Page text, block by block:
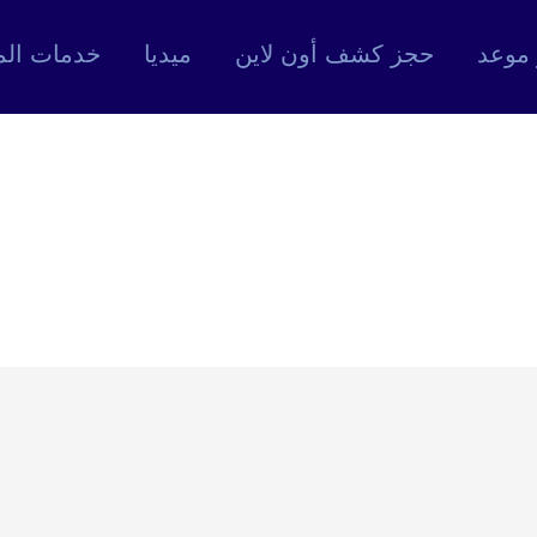
خدمات ميديا حجز كشف أون لاين